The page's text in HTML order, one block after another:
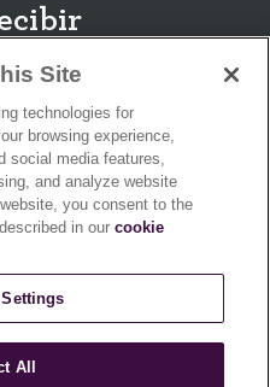
productos,
promociones y
descuento en
y otras novedades de nuestra
y confirmas que has leído
cancelar tu suscripción en
Site
technologies for
browsing experience,
social media features,
and analyze website
you consent to the
in ourcookie
All